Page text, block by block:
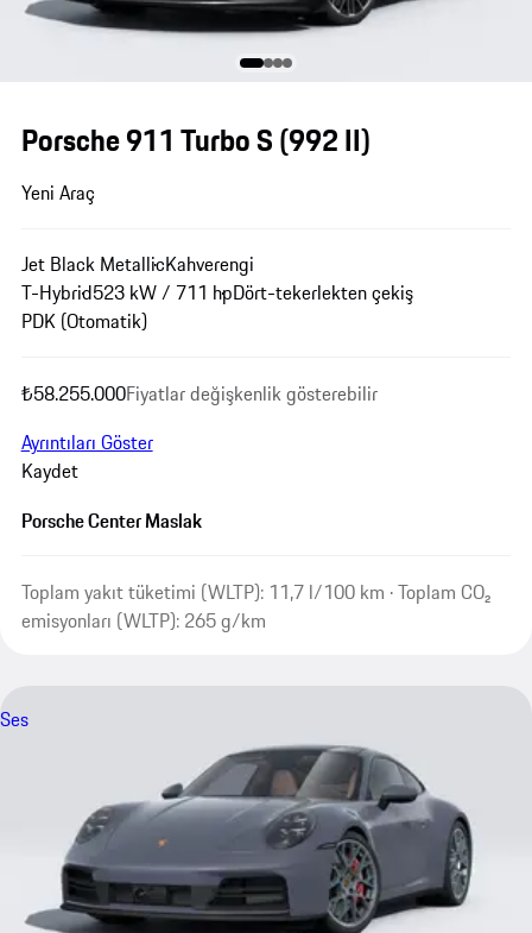
Porsche 911 Turbo S(992 II)
Yeni Araç
Jet Black MetallicKahverengi
T-Hybrid523 kW / 711 hpDört-tekerlekten çekiş
PDK (Otomatik)
₺58.255.000Fiyatlar değişkenlik gösterebilir
Ayrıntıları Göster
Kaydet
Porsche Center Maslak
Toplam yakıt tüketimi (WLTP): 11,7 l/100 km · Toplam CO₂
emisyonları (WLTP): 265 g/km
Ses